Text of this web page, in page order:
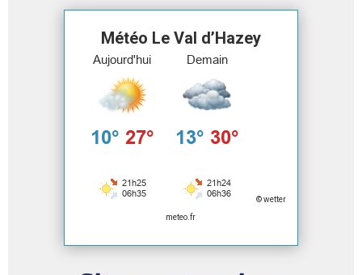
Météo Le Val d’Hazey
© wetter
meteo.fr